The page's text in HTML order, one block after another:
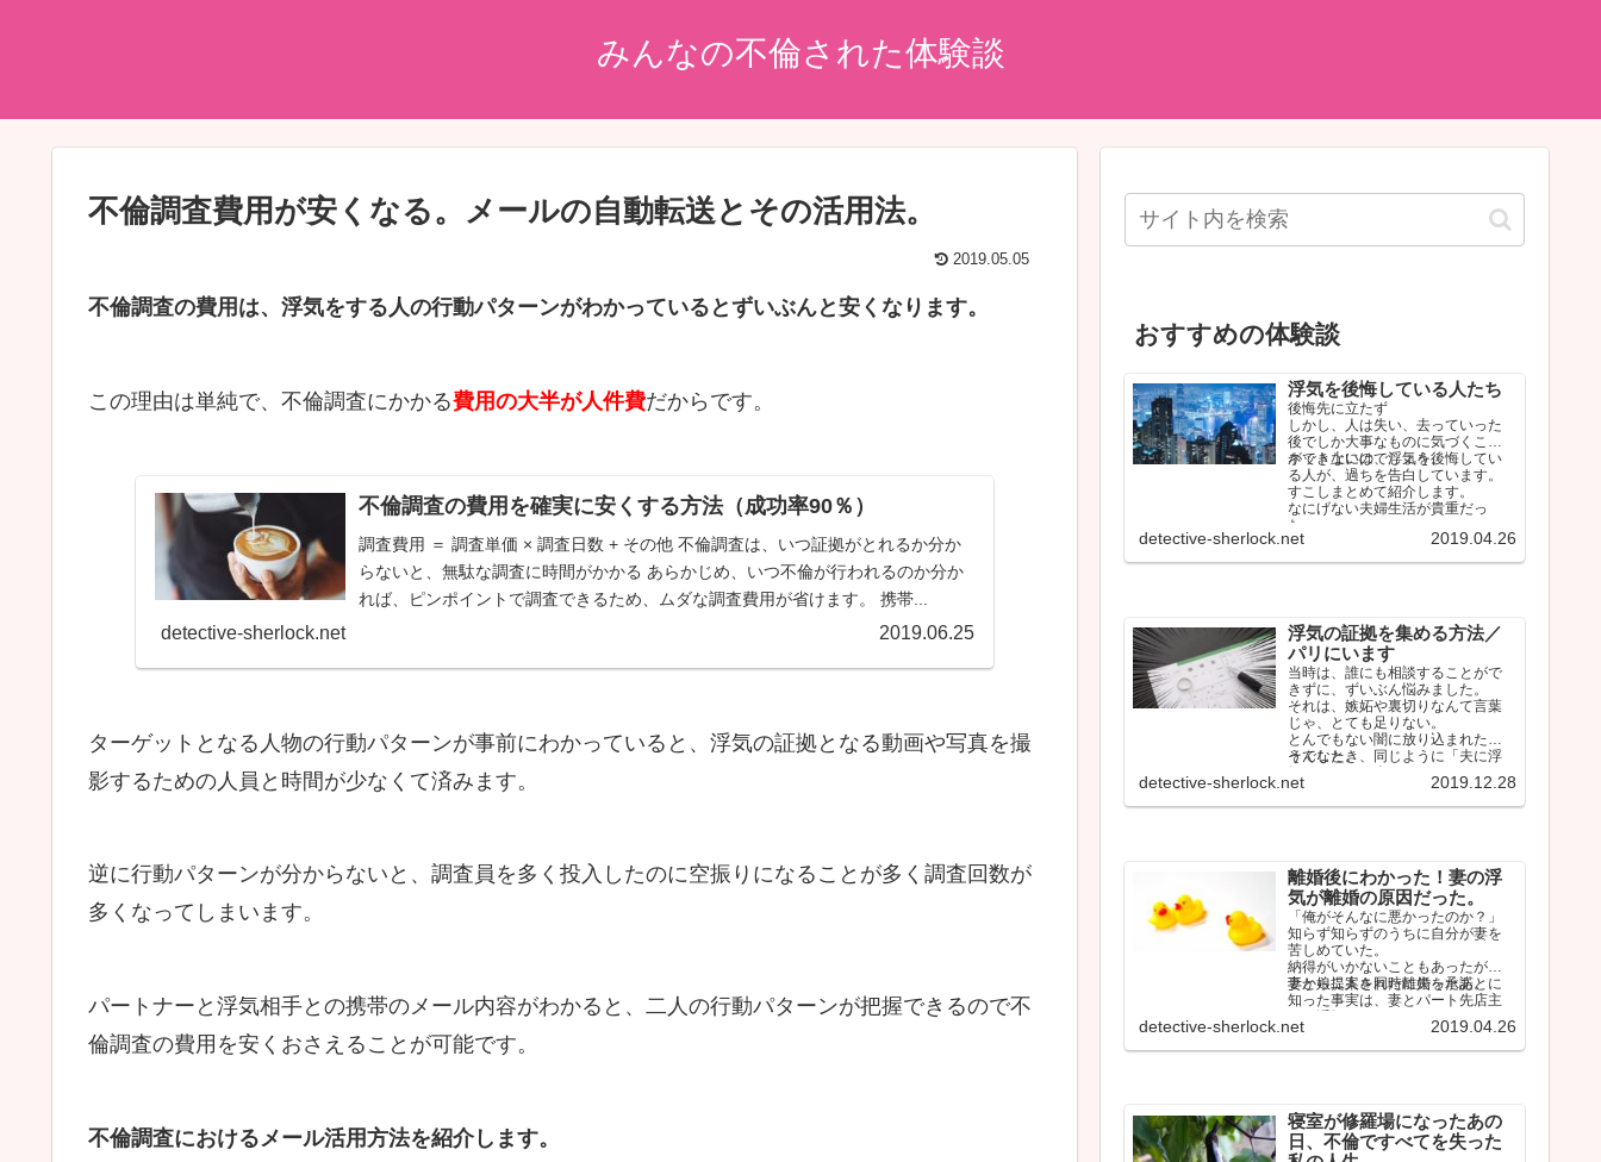
みんなの不倫された体験談
不倫調査費用が安くなる。メールの自動転送とその活用法。
2019.05.05
不倫調査の費用は、浮気をする人の行動パターンがわかっているとずいぶんと安くなります。
この理由は単純で、不倫調査にかかる費用の大半が人件費だからです。
不倫調査の費用を確実に安くする方法（成功率90％）
調査費用 ＝ 調査単価 × 調査日数 + その他 不倫調査は、いつ証拠がとれるか分か
らないと、無駄な調査に時間がかかる あらかじめ、いつ不倫が行われるのか分か
れば、ピンポイントで調査できるため、ムダな調査費用が省けます。 携帯...
detective-sherlock.net 2019.06.25
ターゲットとなる人物の行動パターンが事前にわかっていると、浮気の証拠となる動画や写真を撮
影するための人員と時間が少なくて済みます。
逆に行動パターンが分からないと、調査員を多く投入したのに空振りになることが多く調査回数が
多くなってしまいます。
パートナーと浮気相手との携帯のメール内容がわかると、二人の行動パターンが把握できるので不
倫調査の費用を安くおさえることが可能です。
不倫調査におけるメール活用方法を紹介します。
おすすめの体験談
浮気を後悔している人たち
後悔先に立たず
しかし、人は失い、去っていった
後でしか大事なものに気づくこと
ができないのでしょう。
ネット上には、浮気を後悔してい
る人が、過ちを告白しています。
すこしまとめて紹介します。
なにげない夫婦生活が貴重だっ
た…
detective-sherlock.net 2019.04.26
浮気の証拠を集める方法／
パリにいます
当時は、誰にも相談することがで
きずに、ずいぶん悩みました。
それは、嫉妬や裏切りなんて言葉
じゃ、とても足りない。
とんでもない闇に放り込まれたよ
うでした。
そんなとき、同じように「夫に浮
気されている人」のタイムライン
をみて、少…
detective-sherlock.net 2019.12.28
離婚後にわかった！妻の浮
気が離婚の原因だった。
「俺がそんなに悪かったのか？」
知らず知らずのうちに自分が妻を
苦しめていた。
納得がいかないこともあったが、
妻から提案された離婚を承諾。
妻と娘二人を同時に失ったあとに
知った事実は、妻とパート先店主
…
detective-sherlock.net 2019.04.26
寝室が修羅場になったあの
日、不倫ですべてを失った